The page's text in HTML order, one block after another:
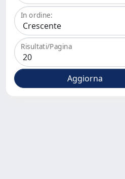
In ordine:
Risultati/Pagina